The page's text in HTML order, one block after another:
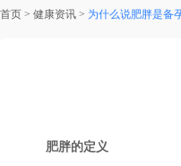
首页 > 健康资讯 > 为什么说肥胖是备
肥胖的定义